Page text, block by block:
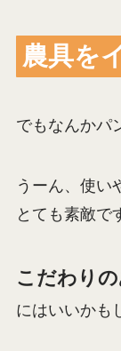
農具を
でもなんかパ
うーん、使い
とても素敵で
こだわり
にはいいかも